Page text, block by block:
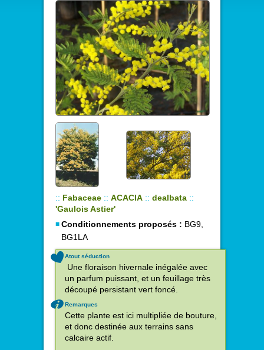
:: Fabaceae :: ACACIA :: dealbata ::
'Gaulois Astier'
Conditionnements proposés : BG9,
BG1LA
Atout séduction
Une floraison hivernale inégalée avec
un parfum puissant, et un feuillage très
découpé persistant vert foncé.
Remarques
Cette plante est ici multipliée de bouture,
et donc destinée aux terrains sans
calcaire actif.